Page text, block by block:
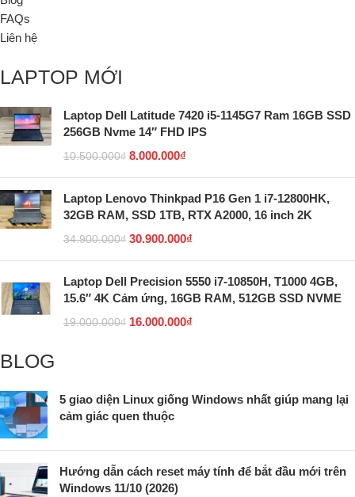
FAQs
Liên hệ
LAPTOP MỚI
Laptop Dell Latitude 7420 i5-1145G7 Ram 16GB SSD
256GB Nvme 14″ FHD IPS
10.500.000₫ 8.000.000₫
Laptop Lenovo Thinkpad P16 Gen 1 i7-12800HK,
32GB RAM, SSD 1TB, RTX A2000, 16 inch 2K
34.900.000₫ 30.900.000₫
Laptop Dell Precision 5550 i7-10850H, T1000 4GB,
15.6″ 4K Cảm ứng, 16GB RAM, 512GB SSD NVME
19.000.000₫ 16.000.000₫
BLOG
5 giao diện Linux giống Windows nhất giúp mang lại
cảm giác quen thuộc
Hướng dẫn cách reset máy tính để bắt đầu mới trên
Windows 11/10 (2026)